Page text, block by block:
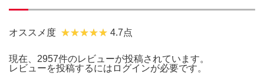
オススメ度 4.7点
現在、2957件のレビューが投稿されています。
レビューを投稿するには ログインが必要です。